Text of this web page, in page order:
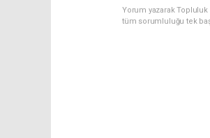
Yorum yazarak Topluluk
tüm sorumluluğu tek